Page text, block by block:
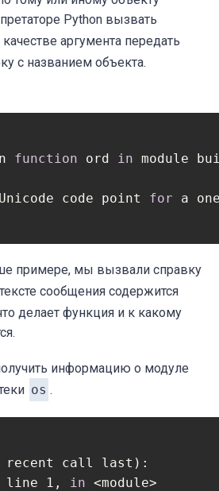
Python вызвать
качестве аргумента передать
с названием объекта.
function ord in module
code point
for a
примере, мы вызвали справку
сообщения содержится
делает функция и к какому
информацию о модуле
os .
recent call last):
line 1, in <module>